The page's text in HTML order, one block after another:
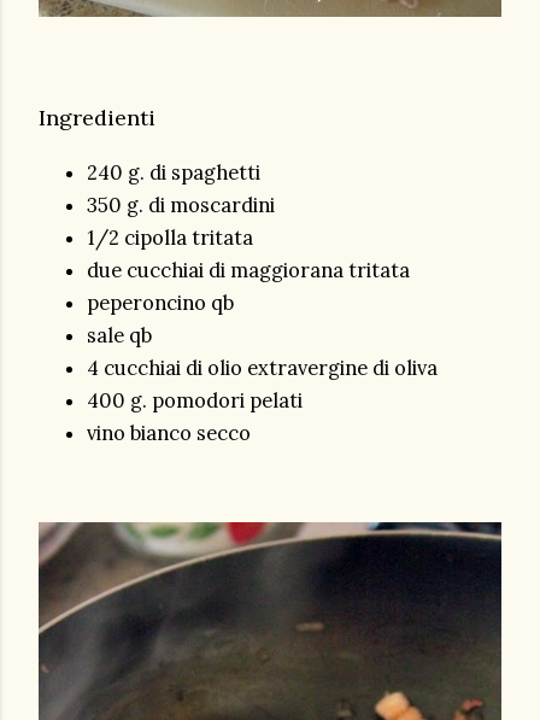
Ingredienti
240 g. di spaghetti
350 g. di moscardini
1/2 cipolla tritata
due cucchiai di maggiorana tritata
peperoncino qb
sale qb
4 cucchiai di olio extravergine di oliva
400 g. pomodori pelati
vino bianco secco